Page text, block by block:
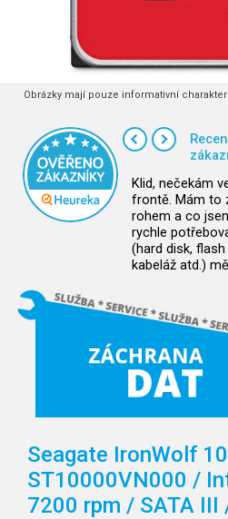
Obrázky mají pouze informativní
Klid, nečekám
frontě. Mám to
rohem a co
rychle
(hard disk, flash
kabeláž atd.)
Seagate IronWolf
ST10000VN000 /
7200 rpm / SATA III